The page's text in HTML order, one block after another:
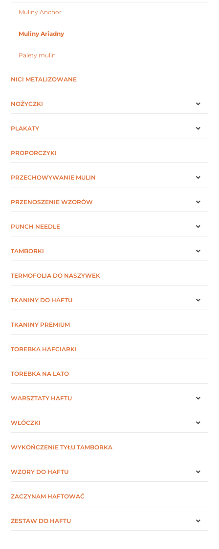
Muliny Anchor
Muliny Ariadny
Palety mulin
NICI METALIZOWANE
NOŻYCZKI
PLAKATY
PROPORCZYKI
PRZECHOWYWANIE MULIN
PRZENOSZENIE WZORÓW
PUNCH NEEDLE
TAMBORKI
TERMOFOLIA DO NASZYWEK
TKANINY DO HAFTU
TKANINY PREMIUM
TOREBKA HAFCIARKI
TOREBKA NA LATO
WARSZTATY HAFTU
WŁÓCZKI
WYKOŃCZENIE TYŁU TAMBORKA
WZORY DO HAFTU
ZACZYNAM HAFTOWAĆ
ZESTAW DO HAFTU